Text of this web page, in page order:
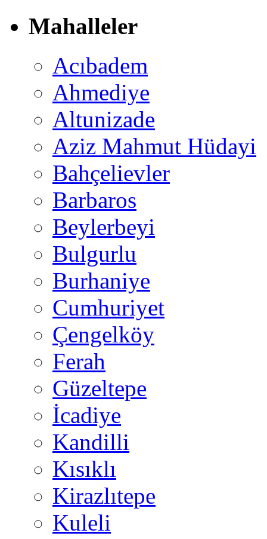
Mahalleler
Acıbadem
Ahmediye
Altunizade
Aziz Mahmut Hüdayi
Bahçelievler
Barbaros
Beylerbeyi
Bulgurlu
Burhaniye
Cumhuriyet
Çengelköy
Ferah
Güzeltepe
İcadiye
Kandilli
Kısıklı
Kirazlıtepe
Kuleli